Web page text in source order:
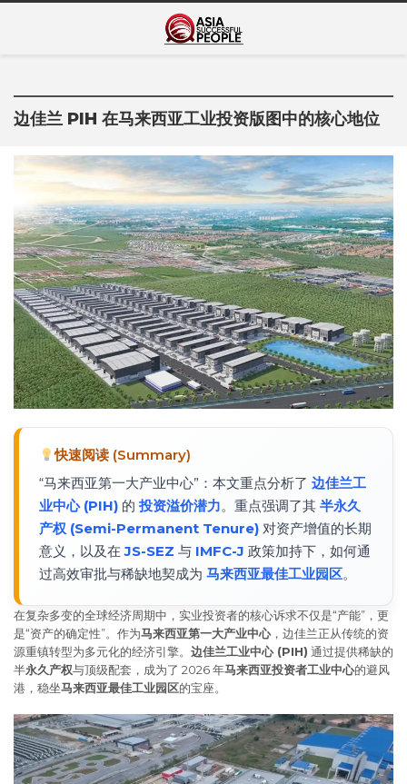
Asia Successful
People
边佳兰 PIH 在马来西亚工业投资版图中的核心地位
快速阅读 (Summary)
“马来西亚第一大产业中心”：本文重点分析了 边佳兰工
业中心 (PIH) 的 投资溢价潜力。重点强调了其 半永久
产权 (Semi-Permanent Tenure) 对资产增值的长期
意义，以及在JS-SEZ 与 IMFC-J 政策加持下，如何通
过高效审批与稀缺地契成为 马来西亚最佳工业园区。
在复杂多变的全球经济周期中，实业投资者的核心诉求不仅是“产能”，更
是“资产的确定性”。作为马来西亚第一大产业中心，边佳兰正从传统的资
源重镇转型为多元化的经济引擎。 边佳兰工业中心 (PIH) 通过提供稀缺的
半永久产权与顶级配套，成为了 2026 年马来西亚投资者工业中心的避风
港，稳坐马来西亚最佳工业园区的宝座。